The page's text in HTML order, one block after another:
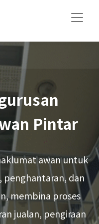
Pintar
awan untuk
penghantaran, dan
membina proses
jualan, pengiraan